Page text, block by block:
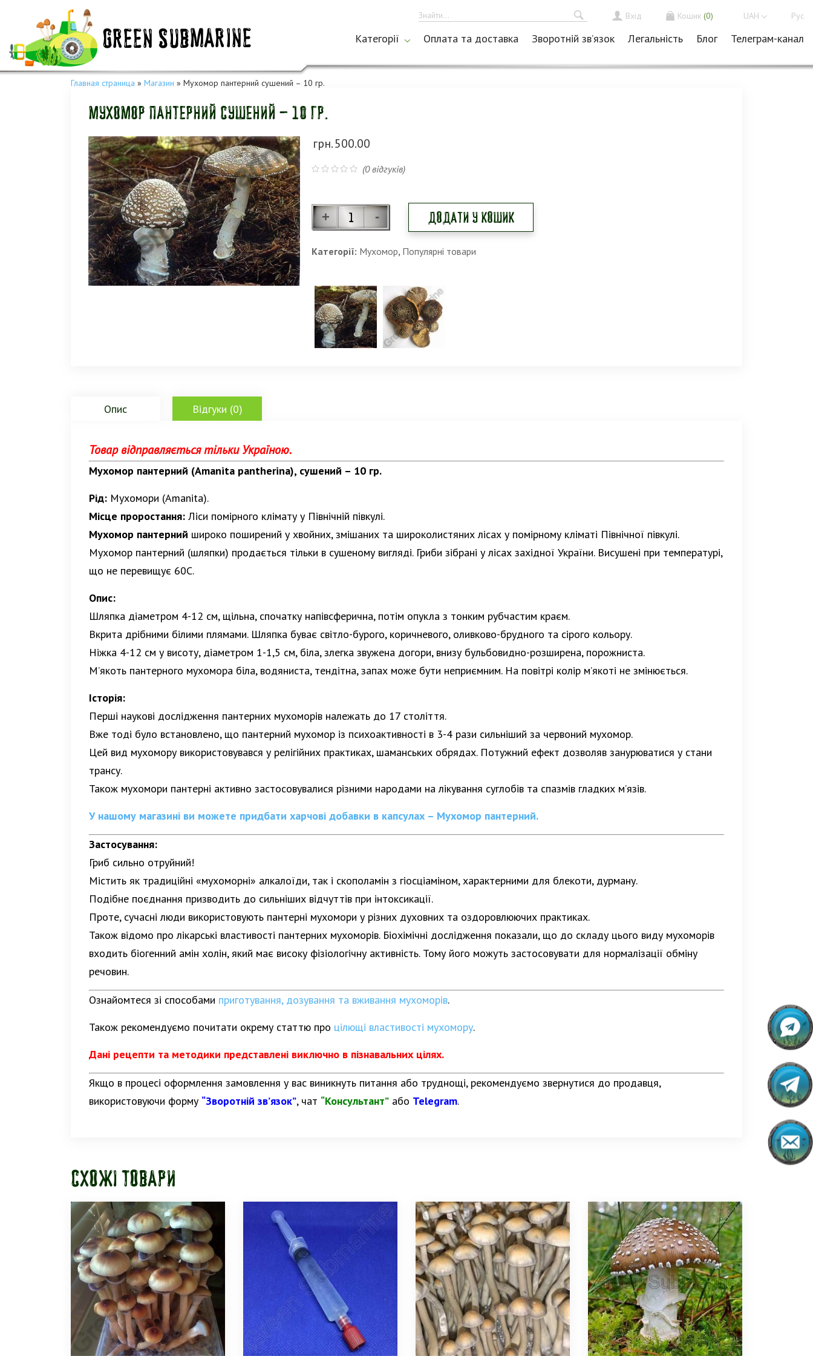
Вхід Кошик (0) UAH Рус
Категорії Оплата та доставка Зворотній зв’язок Легальність Блог Телеграм-канал
Главная страница » Магазин » Мухомор пантерний сушений – 10 гр.
Мухомор пантерний сушений – 10 гр.
грн.500.00
(0відгуків)
Додати у кошик
Категорії: Мухомор, Популярні товари
Опис Відгуки (0)
Товар відправляється тільки Україною.
Мухомор пантерний (Amanita pantherina), сушений – 10 гр.
Рід: Мухомори (Amanita).
Місце проростання: Ліси помірного клімату у Північній півкулі.
Мухомор пантерний широко поширений у хвойних, змішаних та широколистяних лісах у помірному кліматі Північної півкулі.
Мухомор пантерний (шляпки) продається тільки в сушеному вигляді. Гриби зібрані у лісах західної України. Висушені при температурі,
що не перевищує 60С.
Опис:
Шляпка діаметром 4-12 см, щільна, спочатку напівсферична, потім опукла з тонким рубчастим краєм.
Вкрита дрібними білими плямами. Шляпка буває світло-бурого, коричневого, оливково-брудного та сірого кольору.
Ніжка 4-12 см у висоту, діаметром 1-1,5 см, біла, злегка звужена догори, внизу бульбовидно-розширена, порожниста.
М’якоть пантерного мухомора біла, водяниста, тендітна, запах може бути неприємним. На повітрі колір м’якоті не змінюється.
Історія:
Перші наукові дослідження пантерних мухоморів належать до 17 століття.
Вже тоді було встановлено, що пантерний мухомор із психоактивності в 3-4 рази сильніший за червоний мухомор.
Цей вид мухомору використовувався у релігійних практиках, шаманських обрядах. Потужний ефект дозволяв занурюватися у стани
трансу.
Також мухомори пантерні активно застосовувалися різними народами на лікування суглобів та спазмів гладких м’язів.
У нашому магазині ви можете придбати харчові добавки в капсулах – Мухомор пантерний.
Застосування:
Гриб сильно отруйний!
Містить як традиційні «мухоморні» алкалоїди, так і скополамін з гіосціаміном, характерними для блекоти, дурману.
Подібне поєднання призводить до сильніших відчуттів при інтоксикації.
Проте, сучасні люди використовують пантерні мухомори у різних духовних та оздоровлюючих практиках.
Також відомо про лікарські властивості пантерних мухоморів. Біохімічні дослідження показали, що до складу цього виду мухоморів
входить біогенний амін холін, який має високу фізіологічну активність. Тому його можуть застосовувати для нормалізації обміну
речовин.
Ознайомтеся зі способами приготування, дозування та вживання мухоморів.
Також рекомендуємо почитати окрему статтю про цілющі властивості мухомору.
Дані рецепти та методики представлені виключно в пізнавальних цілях.
Якщо в процесі оформлення замовлення у вас виникнуть питання або труднощі, рекомендуємо звернутися до продавця,
використовуючи форму “Зворотній зв’язок”, чат “Консультант” або Telegram.
Схожі товари